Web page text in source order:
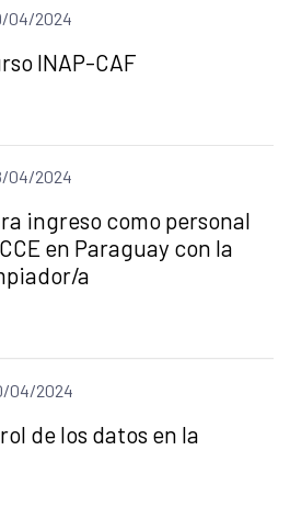
04/2024
INAP-CAF
04/2024
ingreso como personal
en Paraguay con la
a
04/2024
de los datos en la